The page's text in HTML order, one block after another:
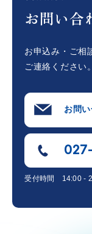
お問い合
お申込み・ご相
ご連絡ください。
お問
受付時間 14:00 -